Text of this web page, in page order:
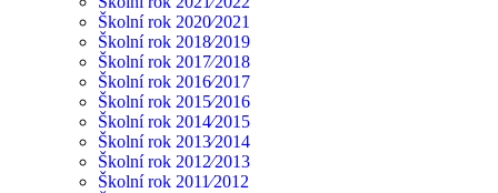
Školní rok 2020⁄2021
Školní rok 2018⁄2019
Školní rok 2017⁄2018
Školní rok 2016⁄2017
Školní rok 2015⁄2016
Školní rok 2014⁄2015
Školní rok 2013⁄2014
Školní rok 2012⁄2013
Školní rok 2011⁄2012